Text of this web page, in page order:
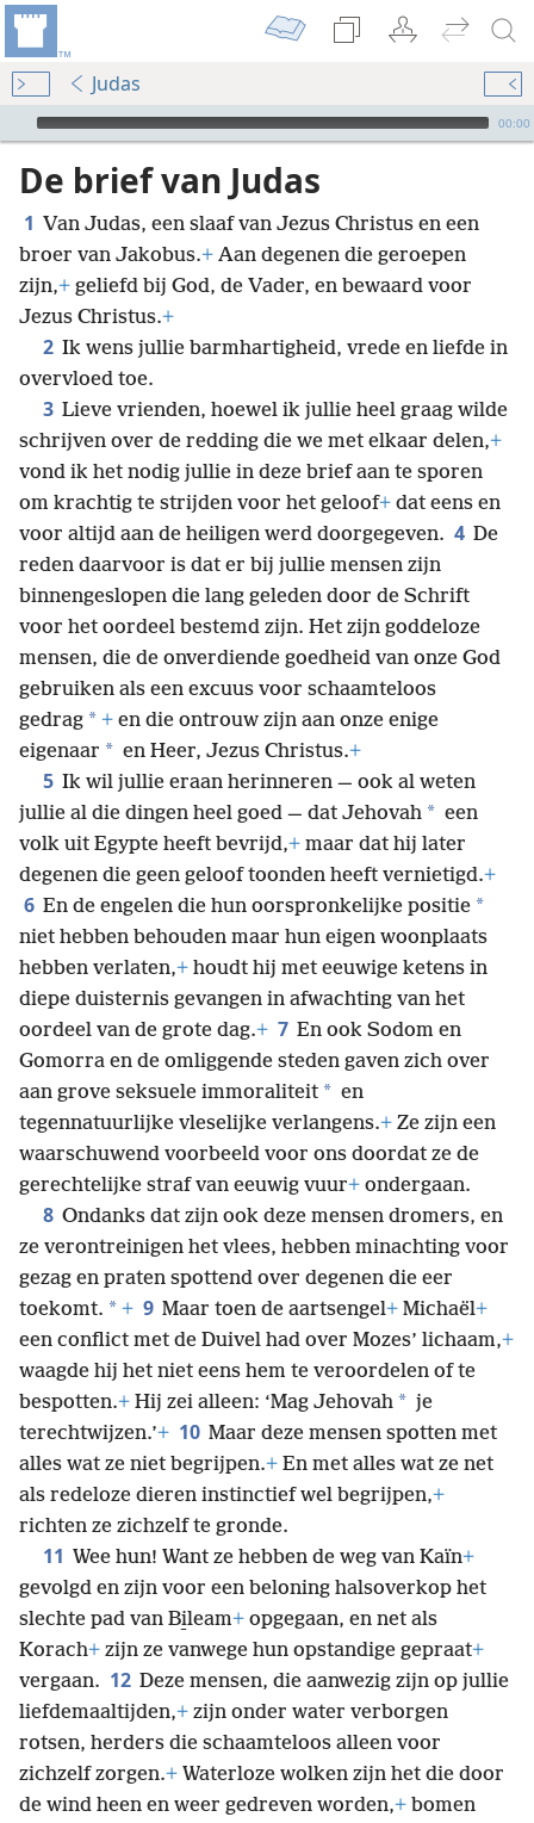
Judas
Audio Player
00:00
De brief van Judas
1 Van Judas, een slaaf van Jezus Christus en een
broer van Jakobus.+ Aan degenen die geroepen
zijn,+ geliefd bij God, de Vader, en bewaard voor
Jezus Christus.+
2 Ik wens jullie barmhartigheid, vrede en liefde in
overvloed toe.
3 Lieve vrienden, hoewel ik jullie heel graag wilde
schrijven over de redding die we met elkaar delen,+
vond ik het nodig jullie in deze brief aan te sporen
om krachtig te strijden voor het geloof+ dat eens en
voor altijd aan de heiligen werd doorgegeven. 4 De
reden daarvoor is dat er bij jullie mensen zijn
binnengeslopen die lang geleden door de Schrift
voor het oordeel bestemd zijn. Het zijn goddeloze
mensen, die de onverdiende goedheid van onze God
gebruiken als een excuus voor schaamteloos
gedrag * + en die ontrouw zijn aan onze enige
eigenaar * en Heer, Jezus Christus.+
5 Ik wil jullie eraan herinneren — ook al weten
jullie al die dingen heel goed — dat Jehovah * een
volk uit Egypte heeft bevrijd,+ maar dat hij later
degenen die geen geloof toonden heeft vernietigd.+
6 En de engelen die hun oorspronkelijke positie *
niet hebben behouden maar hun eigen woonplaats
hebben verlaten,+ houdt hij met eeuwige ketens in
diepe duisternis gevangen in afwachting van het
oordeel van de grote dag.+ 7 En ook Sodom en
Gomorra en de omliggende steden gaven zich over
aan grove seksuele immoraliteit * en
tegennatuurlijke vleselijke verlangens.+ Ze zijn een
waarschuwend voorbeeld voor ons doordat ze de
gerechtelijke straf van eeuwig vuur+ ondergaan.
8 Ondanks dat zijn ook deze mensen dromers, en
ze verontreinigen het vlees, hebben minachting voor
gezag en praten spottend over degenen die eer
toekomt. * + 9 Maar toen de aartsengel+ Michaël+
een conflict met de Duivel had over Mozes’ lichaam,+
waagde hij het niet eens hem te veroordelen of te
bespotten.+ Hij zei alleen: ‘Mag Jehovah * je
terechtwijzen.’+ 10 Maar deze mensen spotten met
alles wat ze niet begrijpen.+ En met alles wat ze net
als redeloze dieren instinctief wel begrijpen,+
richten ze zichzelf te gronde.
11 Wee hun! Want ze hebben de weg van Kaïn+
gevolgd en zijn voor een beloning halsoverkop het
slechte pad van Bi̱leam+ opgegaan, en net als
Korach+ zijn ze vanwege hun opstandige gepraat+
vergaan. 12 Deze mensen, die aanwezig zijn op jullie
liefdemaaltijden,+ zijn onder water verborgen
rotsen, herders die schaamteloos alleen voor
zichzelf zorgen.+ Waterloze wolken zijn het die door
de wind heen en weer gedreven worden,+ bomen